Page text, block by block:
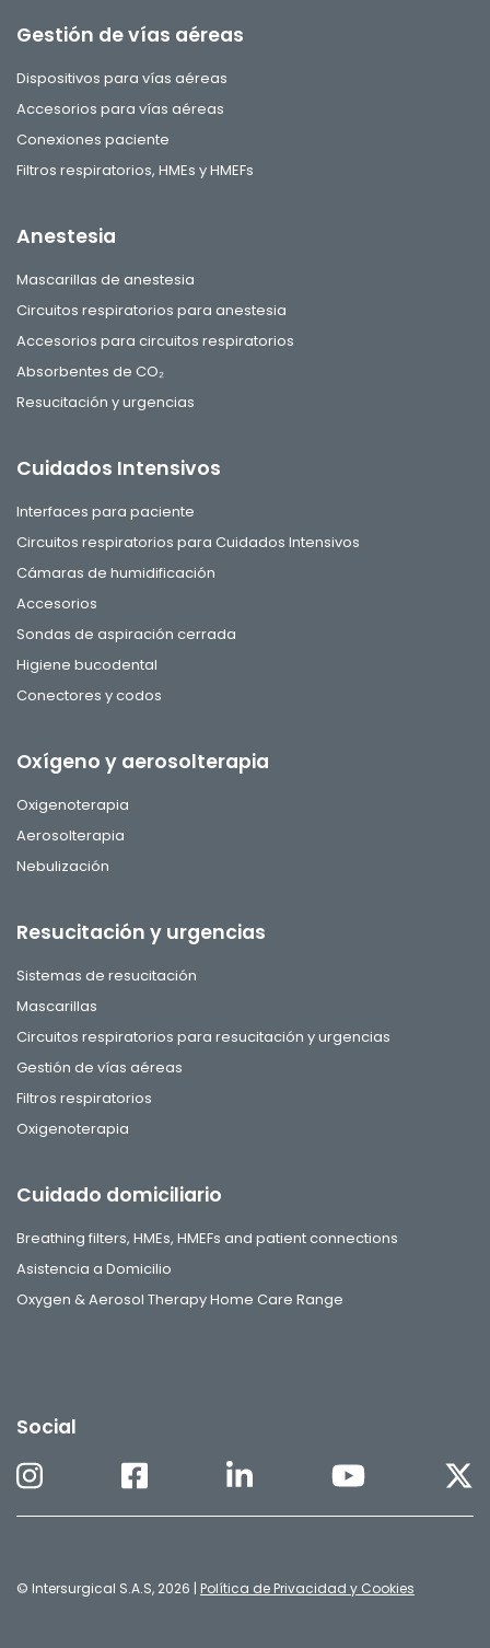
Gestión de vías aéreas
Dispositivos para vías aéreas
Accesorios para vías aéreas
Conexiones paciente
Filtros respiratorios, HMEs y HMEFs
Anestesia
Mascarillas de anestesia
Circuitos respiratorios para anestesia
Accesorios para circuitos respiratorios
Absorbentes de CO₂
Resucitación y urgencias
Cuidados Intensivos
Interfaces para paciente
Circuitos respiratorios para Cuidados Intensivos
Cámaras de humidificación
Accesorios
Sondas de aspiración cerrada
Higiene bucodental
Conectores y codos
Oxígeno y aerosolterapia
Oxigenoterapia
Aerosolterapia
Nebulización
Resucitación y urgencias
Sistemas de resucitación
Mascarillas
Circuitos respiratorios para resucitación y urgencias
Gestión de vías aéreas
Filtros respiratorios
Oxigenoterapia
Cuidado domiciliario
Breathing filters, HMEs, HMEFs and patient connections
Asistencia a Domicilio
Oxygen & Aerosol Therapy Home Care Range
Social
© Intersurgical S.A.S, 2026 | Política de Privacidad y Cookies